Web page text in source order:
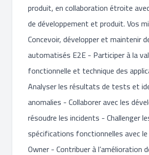
produit, en collaboration étroite
de développement et produit. Vos
Concevoir, développer et maintenir
automatisés E2E - Participer à la
fonctionnelle et technique des
Analyser les résultats de tests et
anomalies - Collaborer avec les
résoudre les incidents - Challenger
spécifications fonctionnelles avec
Owner - Contribuer à l’amélioration